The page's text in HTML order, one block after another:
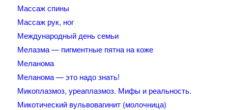
Массаж спины
Массаж рук, ног
Международный день семьи
Мелазма — пигментные пятна на коже
Меланома
Меланома — это надо знать!
Микоплазмоз, уреаплазмоз. Мифы и реальность.
Микотический вульвовагинит (молочница)